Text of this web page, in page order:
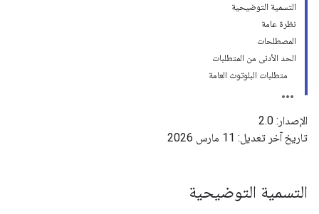
التسمية التوضيحية
نظرة عامة
المصطلحات
الحد الأدنى من المتطلبات
متطلبات البلوتوث العامة
الإصدار: 2.0
تاريخ آخر تعديل: 11 مارس 2026
التسمية التوضيحية